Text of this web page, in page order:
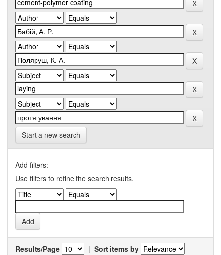
Start a new search
Add filters:
Use filters to refine the search results.
Results/Page | Sort items by